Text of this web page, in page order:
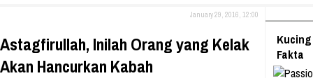
January 29, 2016, 12:00
Astagfirullah, Inilah Orang yang Kelak
Akan Hancurkan Kabah
Fakta